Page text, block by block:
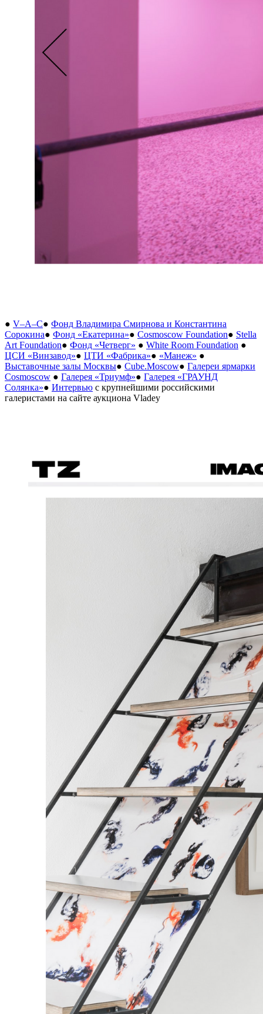
● V–A–C● Фонд Владимира Смирнова и Константина
Сорокина● Фонд «Екатерина»● Cosmoscow Foundation● Stella
Art Foundation● Фонд «Четверг» ● White Room Foundation ●
ЦСИ «Винзавод»● ЦТИ «Фабрика»● «Манеж» ●
Выставочные залы Москвы● Cube.Moscow● Галереи ярмарки
Cosmoscow ● Галерея «Триумф»● Галерея «ГРАУНД
Солянка»● Интервью с крупнейшими российскими
галеристами на сайте аукциона Vladey